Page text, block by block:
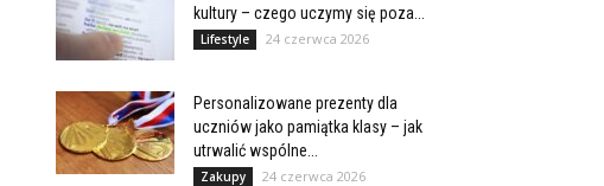
kultury – czego uczymy się poza...
Lifestyle 24 czerwca 2026
Personalizowane prezenty dla
uczniów jako pamiątka klasy – jak
utrwalić wspólne...
Zakupy 24 czerwca 2026